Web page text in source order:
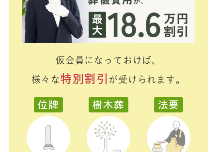
仮会員になっておけば、
様々な特別割引 が受けられます。
位牌 樹木葬 法要